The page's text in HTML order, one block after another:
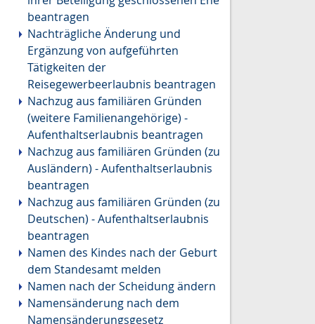
beantragen
Nachträgliche Änderung und
Ergänzung von aufgeführten
Tätigkeiten der
Reisegewerbeerlaubnis beantragen
Nachzug aus familiären Gründen
(weitere Familienangehörige) -
Aufenthaltserlaubnis beantragen
Nachzug aus familiären Gründen (zu
Ausländern) - Aufenthaltserlaubnis
beantragen
Nachzug aus familiären Gründen (zu
Deutschen) - Aufenthaltserlaubnis
beantragen
Namen des Kindes nach der Geburt
dem Standesamt melden
Namen nach der Scheidung ändern
Namensänderung nach dem
Namensänderungsgesetz